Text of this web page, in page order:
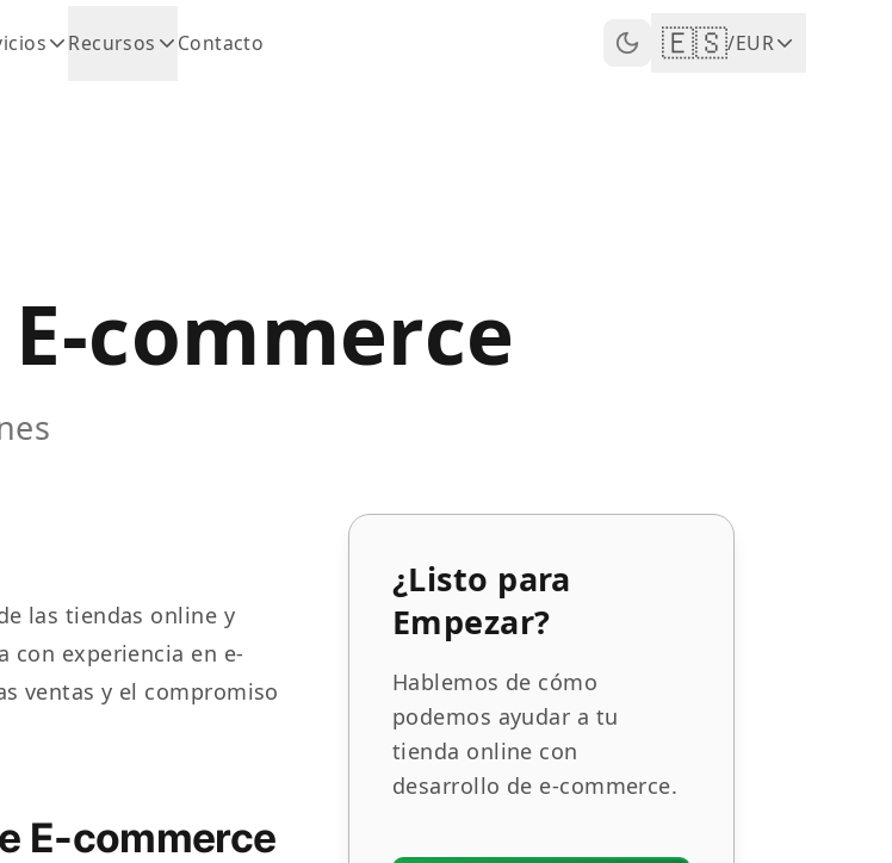
Recursos Contacto 🇪🇸/EUR
commerce
las tiendas online y
con experiencia en e-
ventas y el compromiso
E-commerce
¿Listo para
Empezar?
Hablemos de cómo
podemos ayudar a tu
tienda online con
desarrollo de e-commerce.